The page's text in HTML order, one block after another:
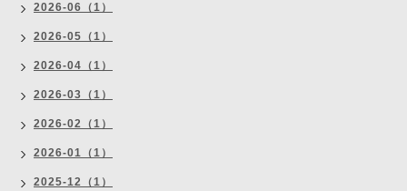
2026-06（1）
2026-05（1）
2026-04（1）
2026-03（1）
2026-02（1）
2026-01（1）
2025-12（1）